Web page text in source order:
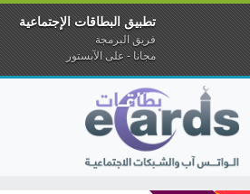
تطبيق البطاقات الإجتماعية
فريق البرمجة
مجانا - على الآبستور